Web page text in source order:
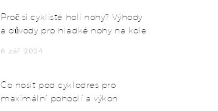
Proč si cyklisté holí nohy? Výhody
a důvody pro hladké nohy na kole
6 zář 2024
Co nosit pod cyklodres pro
maximální pohodlí a výkon